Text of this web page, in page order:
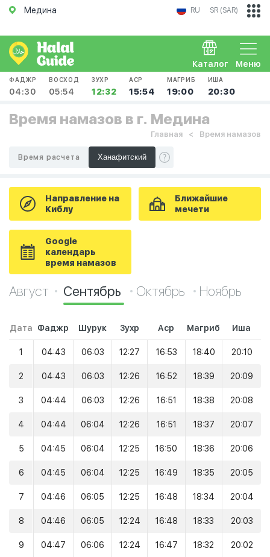
Медина RU SR (SAR)
Меню
Каталог
ФАДЖР
04:30
ВОСХОД
05:54
ЗУХР
12:32
АСР
15:54
МАГРИБ
19:00
ИША
20:30
Время намазов в г. Медина
Главная Время намазов
Время расчета
Направление на
Киблу
Ближайшие
мечети
Google
календарь
время намазов
Август Сентябрь Октябрь Ноябрь
Дата Фаджр Шурук Зухр Аср Магриб Иша
1 04:43 06:03 12:27 16:53 18:40 20:10
2 04:43 06:03 12:26 16:52 18:39 20:09
3 04:44 06:03 12:26 16:51 18:38 20:08
4 04:44 06:04 12:26 16:51 18:37 20:07
5 04:45 06:04 12:25 16:50 18:36 20:06
6 04:45 06:04 12:25 16:49 18:35 20:05
7 04:46 06:05 12:25 16:48 18:34 20:04
8 04:46 06:05 12:24 16:48 18:33 20:03
9 04:47 06:06 12:24 16:47 18:32 20:02